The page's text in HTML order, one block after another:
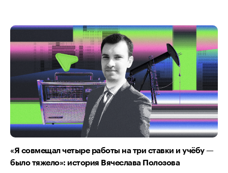
«Я совмещал четыре работы на три ставки и учёбу —
было тяжело»: история Вячеслава Полозова